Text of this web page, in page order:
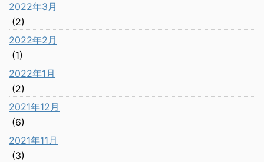
2022年3月
(2)
2022年2月
(1)
2022年1月
(2)
2021年12月
(6)
2021年11月
(3)